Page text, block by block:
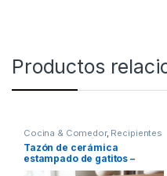
Productos
Cocina & Comedor, Recipientes
para bebidas y líquidos
Tazón de cerámica
estampado de gatitos –
470CC – Ø12cm [101444]